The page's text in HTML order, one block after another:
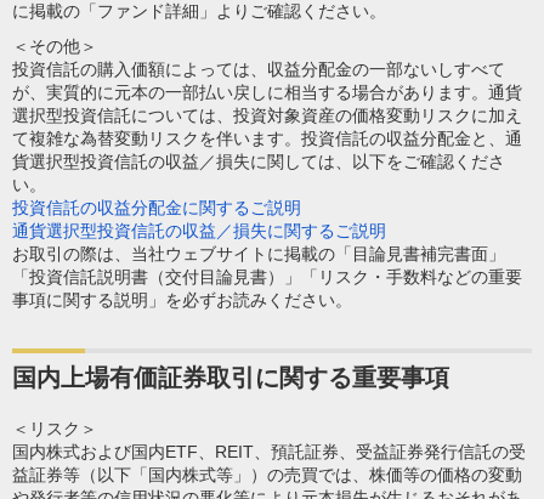
に掲載の「ファンド詳細」よりご確認ください。
＜その他＞
投資信託の購入価額によっては、収益分配金の一部ないしすべて
が、実質的に元本の一部払い戻しに相当する場合があります。通貨
選択型投資信託については、投資対象資産の価格変動リスクに加え
て複雑な為替変動リスクを伴います。投資信託の収益分配金と、通
貨選択型投資信託の収益／損失に関しては、以下をご確認くださ
い。
投資信託の収益分配金に関するご説明
通貨選択型投資信託の収益／損失に関するご説明
お取引の際は、当社ウェブサイトに掲載の「目論見書補完書面」
「投資信託説明書（交付目論見書）」「リスク・手数料などの重要
事項に関する説明」を必ずお読みください。
国内上場有価証券取引に関する重要事項
＜リスク＞
国内株式および国内ETF、REIT、預託証券、受益証券発行信託の受
益証券等（以下「国内株式等」）の売買では、株価等の価格の変動